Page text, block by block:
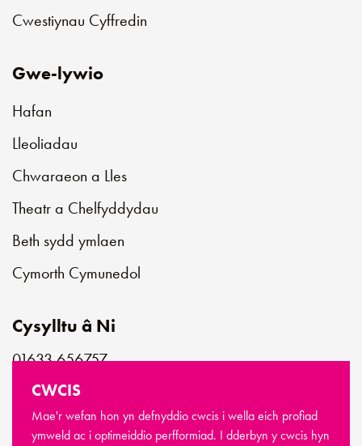
Cwestiynau Cyffredin
Gwe-lywio
Hafan
Lleoliadau
Chwaraeon a Lles
Theatr a Chelfyddydau
Beth sydd ymlaen
Cymorth Cymunedol
Cysylltu â Ni
01633 656757
customerservice@newportlive.co.uk
CWCIS
Mae'r wefan hon yn defnyddio cwcis i wella eich profiad
ymweld ac i optimeiddio perfformiad. I dderbyn y cwcis hyn